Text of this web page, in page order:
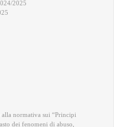
2025
normativa sui “Principi
dei fenomeni di abuso,